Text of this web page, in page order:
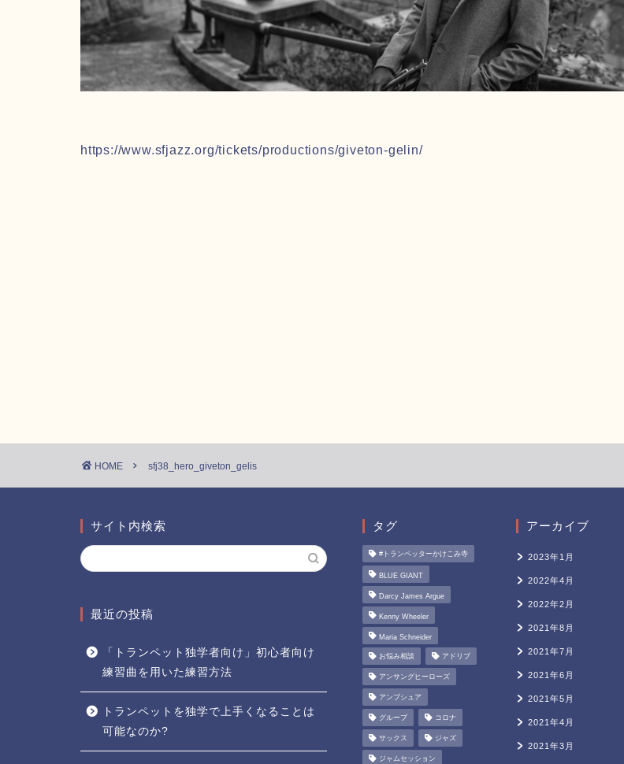
https://www.sfjazz.org/tickets/productions/giveton-gelin/
HOME sfj38_hero_giveton_gelis
サイト内検索
最近の投稿
「トランペット独学者向け」初心者向け
練習曲を用いた練習方法
トランペットを独学で上手くなることは
可能なのか?
タグ
#トランペッターかけこみ寺
BLUE GIANT
Darcy James Argue
Kenny Wheeler
Maria Schneider
お悩み相談 アドリブ
アンサングヒーローズ
アンブシュア
グループ コロナ
サックス ジャズ
ジャムセッション
アーカイブ
2023年1月
2022年4月
2022年2月
2021年8月
2021年7月
2021年6月
2021年5月
2021年4月
2021年3月